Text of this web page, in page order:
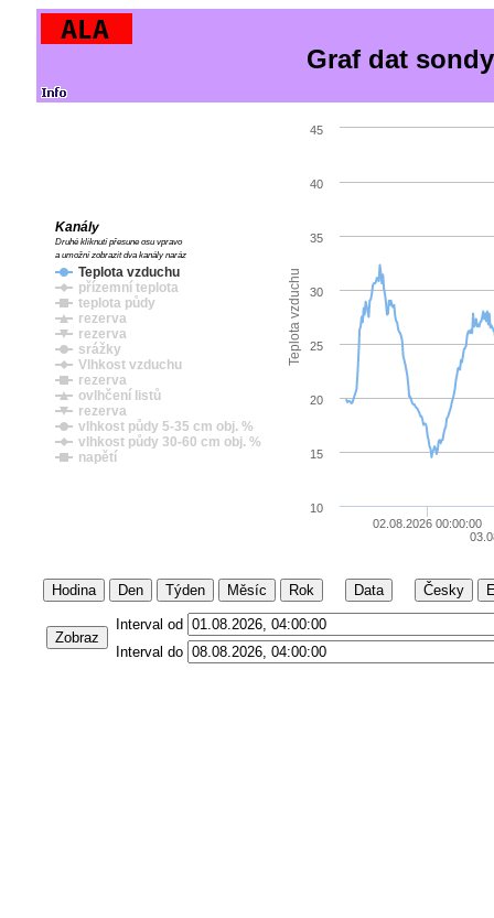
Graf dat
Teplota vzduchu
Teplota vzduchu
přízemní teplota
teplota půdy
rezerva
rezerva
srážky
Vlhkost vzduchu
rezerva
ovlhčení listů
rezerva
vlhkost půdy 5-35 cm obj. %
vlhkost půdy 30-60 cm obj. %
napětí
Kanály
Druhé kliknutí přesune osu vpravo
a umožní zobrazit dva kanály naráz
02.08.2026 00:00:00
10
15
20
25
30
35
40
45
Hodina Den Týden Měsíc Rok Data Česky
Zobraz
Interval od
Interval do